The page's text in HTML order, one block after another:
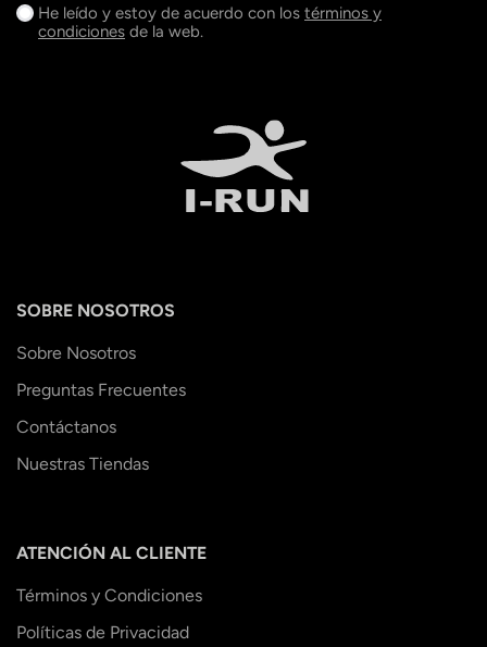
He leído y estoy de acuerdo con los términos y
condiciones de la web.
SOBRE NOSOTROS
Sobre Nosotros
Preguntas Frecuentes
Contáctanos
Nuestras Tiendas
ATENCIÓN AL CLIENTE
Términos y Condiciones
Políticas de Privacidad